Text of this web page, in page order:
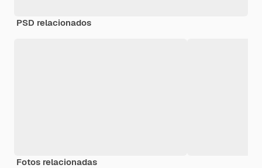
PSD relacionados
Fotos relacionadas